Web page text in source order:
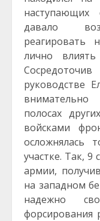
наступающих
давало
реагировать
лично
руководстве
полосах
войсками
осложнялась
участке. Так, 9
армии,
на западном
надежно
форсирования